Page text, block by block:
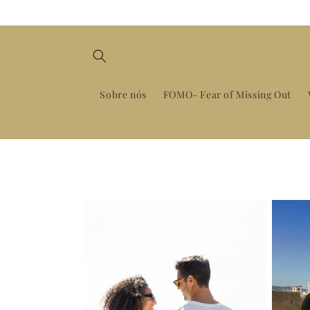
conteúdo
Sobre nós FOMO- Fear of Missing Out